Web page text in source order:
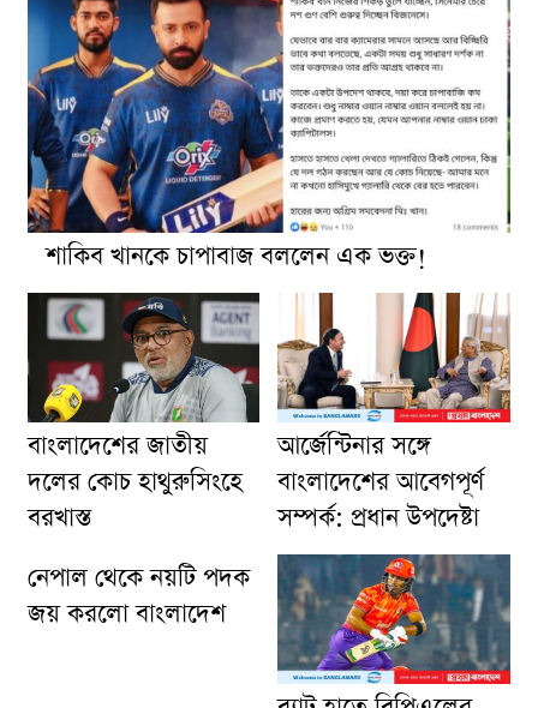
শাকিব খানকে চাপাবাজ বললেন এক ভক্ত!
বাংলাদেশের জাতীয়
দলের কোচ হাথুরুসিংহে
বরখাস্ত
আর্জেন্টিনার সঙ্গে
বাংলাদেশের আবেগপূর্ণ
সম্পর্ক: প্রধান উপদেষ্টা
নেপাল থেকে নয়টি পদক
জয় করলো বাংলাদেশ